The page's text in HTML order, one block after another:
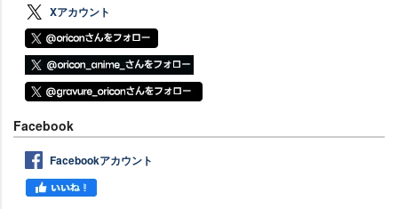
Xアカウント
Facebook
Facebookアカウント